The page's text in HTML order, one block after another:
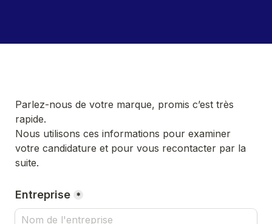
Parlez-nous de votre marque, promis c’est très
rapide.
Nous utilisons ces informations pour examiner
votre candidature et pour vous recontacter par la
suite.
Entreprise *